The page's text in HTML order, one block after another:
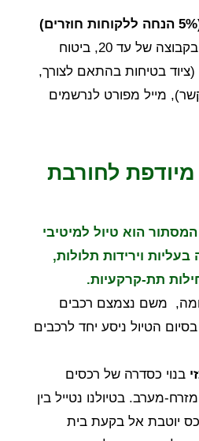
טיול בקבוצה של עד 20, ביטוח
(ציוד בטיחות בהתאם לצורך,
מייל מפורט לנרשמים
מיודפת לחורבת
הוא טיול למיטיבי
וירידות תלולות,
תת-קרקעיות.
משם נצמצם רכבים
הטיול ניסע יחד לרכבים
בנוי כסדרה של רכסים
מערב. בטיולנו נטייל בין
יוטבת אל בקעת בית